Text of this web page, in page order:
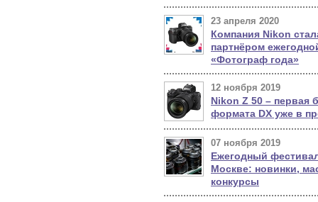
23 апреля 2020
Компания Nikon
партнёром
«Фотограф года»
12 ноября 2019
Nikon Z 50 – первая
формата DX уже в
07 ноября 2019
Ежегодный
Москве: новинки,
конкурсы